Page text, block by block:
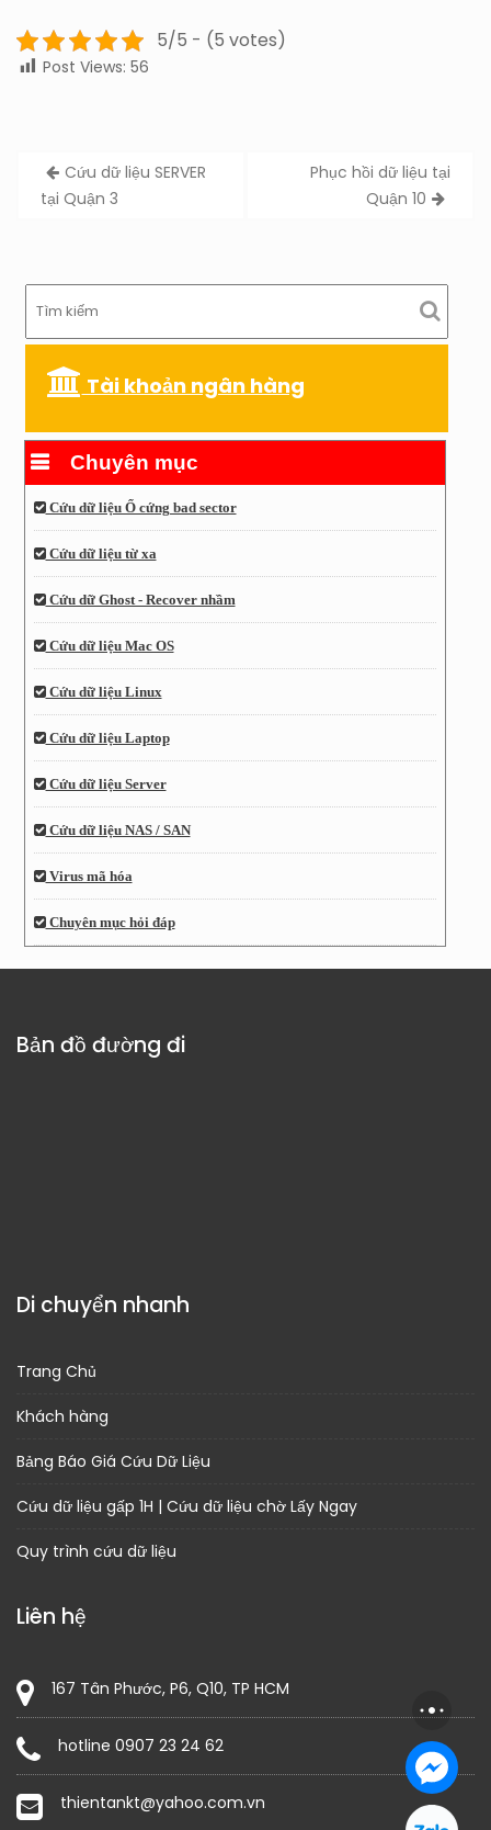
5/5 - (5 votes)
Post Views: 56
Post
navigation
Cứu dữ liệu SERVER
tại Quận 3
Phục hồi dữ liệu tại
Quận 10
Tài khoản ngân hàng
Chuyên mục
Cứu dữ liệu Ổ cứng bad sector
Cứu dữ liệu từ xa
Cứu dữ Ghost - Recover nhầm
Cứu dữ liệu Mac OS
Cứu dữ liệu Linux
Cứu dữ liệu Laptop
Cứu dữ liệu Server
Cứu dữ liệu NAS / SAN
Virus mã hóa
Chuyên mục hỏi đáp
Bản đồ đường đi
Di chuyển nhanh
Trang Chủ
Khách hàng
Bảng Báo Giá Cứu Dữ Liệu
Cứu dữ liệu gấp 1H | Cứu dữ liệu chờ Lấy Ngay
Quy trình cứu dữ liệu
Liên hệ
167 Tân Phước, P6, Q10, TP HCM
hotline 0907 23 24 62
thientankt@yahoo.com.vn